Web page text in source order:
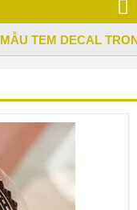
MẪU TEM DECAL